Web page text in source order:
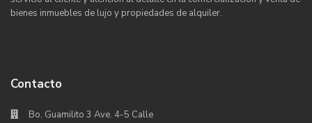
bienes inmuebles de lujo y propiedades de alquiler.
Contacto
Bo. Guamilito 3 Ave. 4-5 Calle